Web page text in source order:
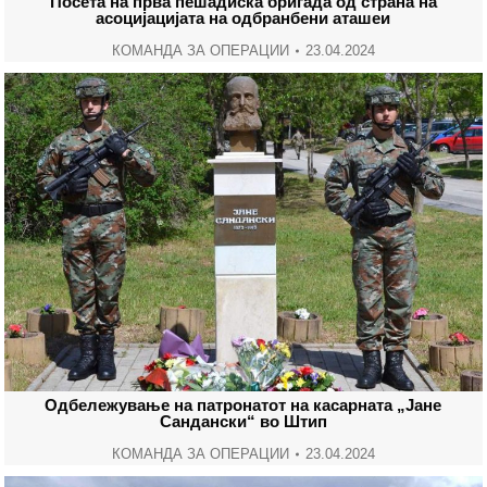
асоцијацијата на одбранбени аташеи
КОМАНДА ЗА ОПЕРАЦИИ 23.04.2024
Одбележување на патронатот на касарната „Јане
Сандански“ во Штип
КОМАНДА ЗА ОПЕРАЦИИ 23.04.2024